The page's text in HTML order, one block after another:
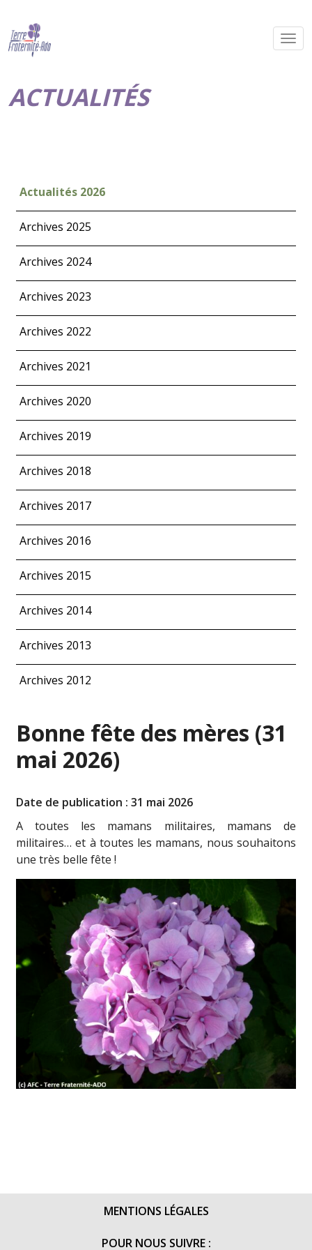
ACTUALITÉS
Actualités 2026
Archives 2025
Archives 2024
Archives 2023
Archives 2022
Archives 2021
Archives 2020
Archives 2019
Archives 2018
Archives 2017
Archives 2016
Archives 2015
Archives 2014
Archives 2013
Archives 2012
Bonne fête des mères (31
mai 2026)
Date de publication : 31 mai 2026
A toutes les mamans militaires, mamans de
militaires… et à toutes les mamans, nous souhaitons
une très belle fête !
MENTIONS LÉGALES
POUR NOUS SUIVRE :